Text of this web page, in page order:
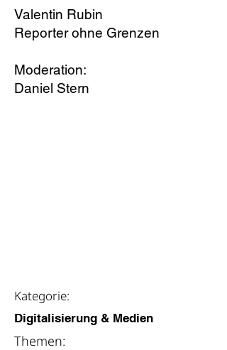
Valentin Rubin
Reporter ohne Grenzen
Moderation:
Daniel Stern
Kategorie:
Digitalisierung & Medien
Themen: